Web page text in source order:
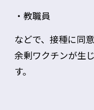
・教職員
などで、接種に同
余剰ワクチンが生
す。